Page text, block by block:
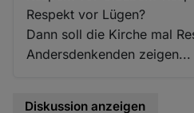
Respekt vor Lügen?
Dann soll die Kirche mal
Andersdenkenden zeigen...
Diskussion anzeigen